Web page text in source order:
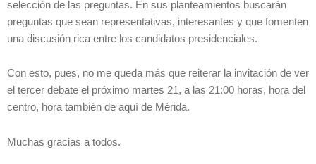
selección de las preguntas. En sus planteamientos buscarán
preguntas que sean representativas, interesantes y que fomenten
una discusión rica entre los candidatos presidenciales.
Con esto, pues, no me queda más que reiterar la invitación de ver
el tercer debate el próximo martes 21, a las 21:00 horas, hora del
centro, hora también de aquí de Mérida.
Muchas gracias a todos.